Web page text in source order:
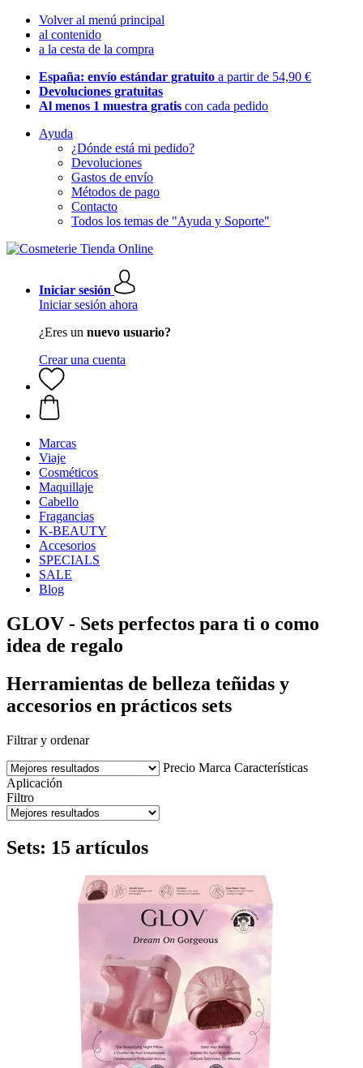
Volver al menú principal
al contenido
a la cesta de la compra
España: envío estándar gratuito a partir de 54,90 €
Devoluciones gratuitas
Al menos 1 muestra gratis con cada pedido
Ayuda
¿Dónde está mi pedido?
Devoluciones
Gastos de envío
Métodos de pago
Contacto
Todos los temas de "Ayuda y Soporte"
Iniciar sesión
Iniciar sesión ahora
¿Eres un nuevo usuario?
Crear una cuenta
Marcas
Viaje
Cosméticos
Maquillaje
Cabello
Fragancias
K-BEAUTY
Accesorios
SPECIALS
SALE
Blog
GLOV - Sets perfectos para ti o como
idea de regalo
Herramientas de belleza teñidas y
accesorios en prácticos sets
Filtrar y ordenar
Precio Marca Características
Aplicación
Filtro
Sets: 15 artículos